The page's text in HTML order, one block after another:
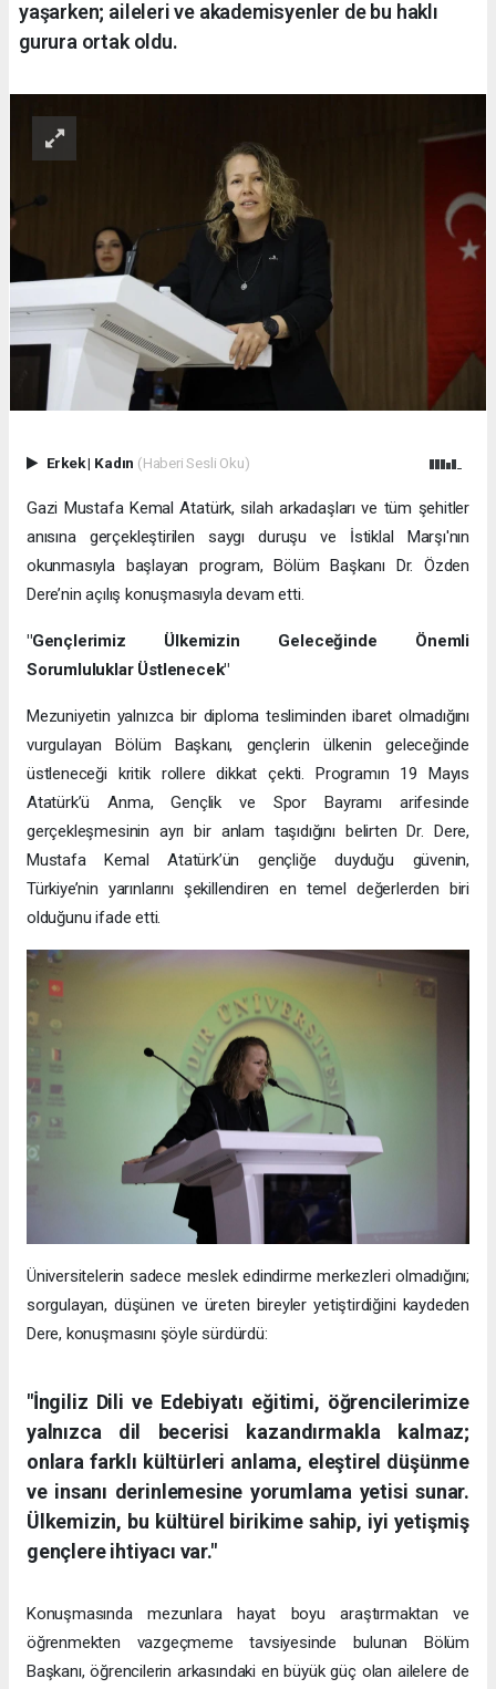
yaşarken; aileleri ve akademisyenler de bu haklı
gurura ortak oldu.
Erkek| Kadın (Haberi Sesli Oku)
Gazi Mustafa Kemal Atatürk, silah arkadaşları ve tüm şehitler
anısına gerçekleştirilen saygı duruşu ve İstiklal Marşı'nın
okunmasıyla başlayan program, Bölüm Başkanı Dr. Özden
Dere’nin açılış konuşmasıyla devam etti.
"Gençlerimiz Ülkemizin Geleceğinde Önemli
Sorumluluklar Üstlenecek"
Mezuniyetin yalnızca bir diploma tesliminden ibaret olmadığını
vurgulayan Bölüm Başkanı, gençlerin ülkenin geleceğinde
üstleneceği kritik rollere dikkat çekti. Programın 19 Mayıs
Atatürk’ü Anma, Gençlik ve Spor Bayramı arifesinde
gerçekleşmesinin ayrı bir anlam taşıdığını belirten Dr. Dere,
Mustafa Kemal Atatürk’ün gençliğe duyduğu güvenin,
Türkiye’nin yarınlarını şekillendiren en temel değerlerden biri
olduğunu ifade etti.
Üniversitelerin sadece meslek edindirme merkezleri olmadığını;
sorgulayan, düşünen ve üreten bireyler yetiştirdiğini kaydeden
Dere, konuşmasını şöyle sürdürdü:
"İngiliz Dili ve Edebiyatı eğitimi, öğrencilerimize
yalnızca dil becerisi kazandırmakla kalmaz;
onlara farklı kültürleri anlama, eleştirel düşünme
ve insanı derinlemesine yorumlama yetisi sunar.
Ülkemizin, bu kültürel birikime sahip, iyi yetişmiş
gençlere ihtiyacı var."
Konuşmasında mezunlara hayat boyu araştırmaktan ve
öğrenmekten vazgeçmeme tavsiyesinde bulunan Bölüm
Başkanı, öğrencilerin arkasındaki en büyük güç olan ailelere de